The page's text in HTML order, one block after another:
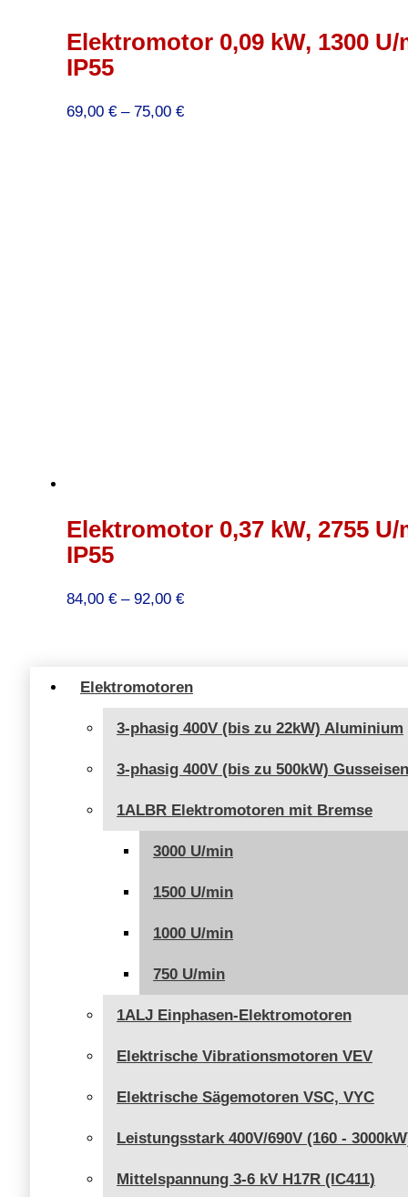
Elektromotoren
3-phasig 400V (bis zu 22kW) Aluminium
3-phasig 400V (bis zu 500kW) Gusseisen
1ALBR Elektromotoren mit Bremse
3000 U/min
1500 U/min
1000 U/min
750 U/min
1ALJ Einphasen-Elektromotoren
Elektrische Vibrationsmotoren VEV
Elektrische Sägemotoren VSC, VYC
Leistungsstark 400V/690V (160 -
Mittelspannung 3-6 kV H17R (IC411)
Elektromotor 0,09 kW, 1300 U/
IP55
69,00 € – 75,00 €Preisspanne:
Elektromotor 0,37 kW, 2755 U/
IP55
84,00 € – 92,00 €Preisspanne: